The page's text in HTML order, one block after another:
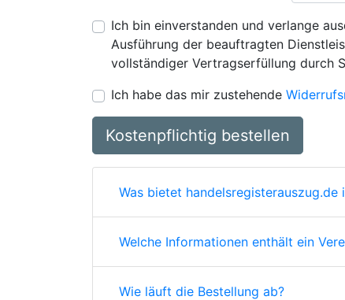
Ich bin einverstanden und verlange
Ausführung der beauftragten
vollständiger Vertragserfüllung durch
Ich habe das mir zustehende
Kostenpflichtig bestellen
Was bietet handelsregisterauszug.de
Welche Informationen enthält ein
Wie läuft die Bestellung ab?